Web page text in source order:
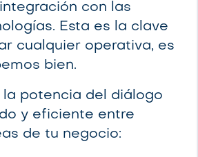
con las
Esta es la clave
cualquier operativa, es
bien.
la potencia del diálogo
y eficiente entre
de tu negocio: